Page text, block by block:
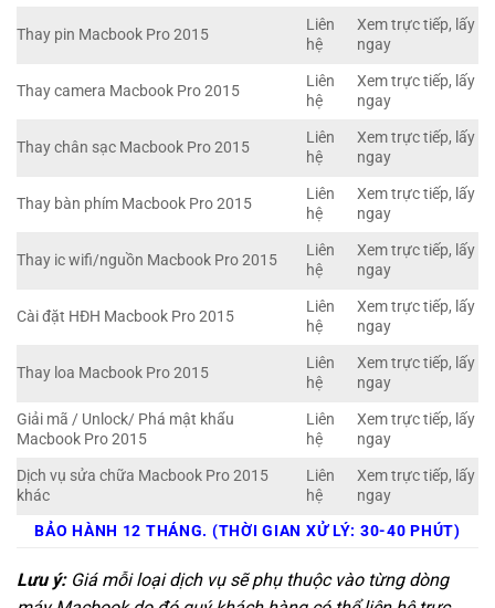
Thay pin Macbook Pro 2015
Liên
hệ
Xem trực tiếp, lấy
ngay
Thay camera Macbook Pro 2015
Liên
hệ
Xem trực tiếp, lấy
ngay
Thay chân sạc Macbook Pro 2015
Liên
hệ
Xem trực tiếp, lấy
ngay
Thay bàn phím Macbook Pro 2015
Liên
hệ
Xem trực tiếp, lấy
ngay
Thay ic wifi/nguồn Macbook Pro 2015
Liên
hệ
Xem trực tiếp, lấy
ngay
Cài đặt HĐH Macbook Pro 2015
Liên
hệ
Xem trực tiếp, lấy
ngay
Thay loa Macbook Pro 2015
Liên
hệ
Xem trực tiếp, lấy
ngay
Giải mã / Unlock/ Phá mật khẩu
Macbook Pro 2015
Liên
hệ
Xem trực tiếp, lấy
ngay
Dịch vụ sửa chữa Macbook Pro 2015
khác
Liên
hệ
Xem trực tiếp, lấy
ngay
BẢO HÀNH 12 THÁNG. (THỜI GIAN XỬ LÝ: 30-40 PHÚT)
Lưu ý:Giá mỗi loại dịch vụ sẽ phụ thuộc vào từng dòng